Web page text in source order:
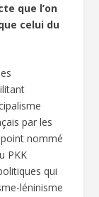
que l’on
celui du
par les
nommé
PKK
qui
léninisme